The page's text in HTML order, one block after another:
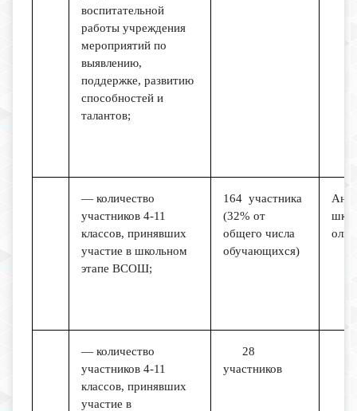
воспитательной
работы учреждения
мероприятий по
выявлению,
поддержке, развитию
способностей и
талантов;
— количество
участников 4-11
классов, принявших
участие в школьном
этапе ВСОШ;
164 участника
(32% от
общего числа
обучающихся)
— количество
участников 4-11
классов, принявших
участие в
28
участников